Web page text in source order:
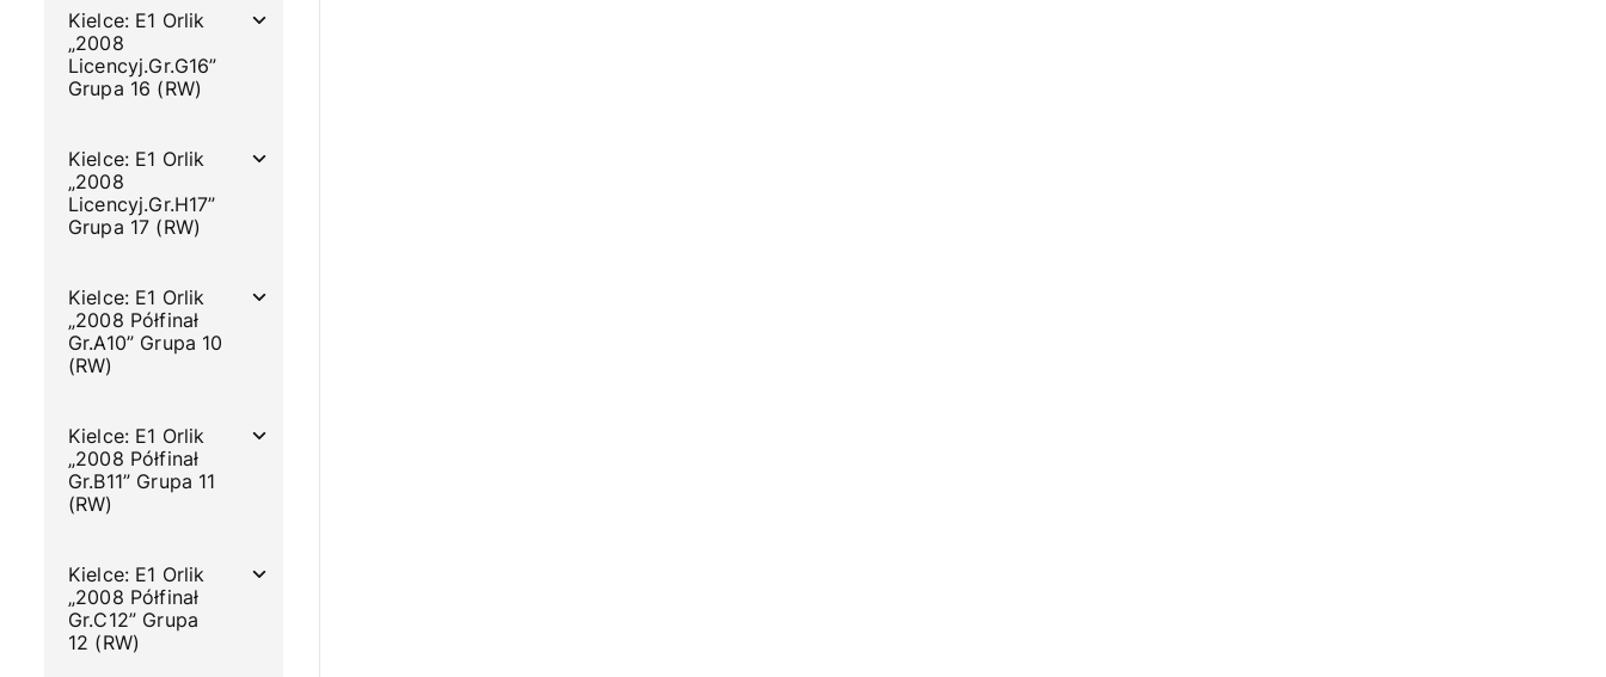
Kielce: E1 Orlik
„2008
Licencyj.Gr.G16”
Grupa 16 (RW)
Kielce: E1 Orlik
„2008
Licencyj.Gr.H17”
Grupa 17 (RW)
Kielce: E1 Orlik
„2008 Półfinał
Gr.A10” Grupa 10
(RW)
Kielce: E1 Orlik
„2008 Półfinał
Gr.B11” Grupa 11
(RW)
Kielce: E1 Orlik
„2008 Półfinał
Gr.C12” Grupa
12 (RW)